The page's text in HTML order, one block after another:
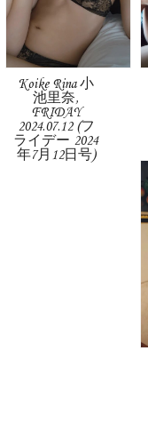
Koike Rina 小
池里奈,
FRIDAY
2024.07.12 (フ
ライデー 2024
年7月12日号)